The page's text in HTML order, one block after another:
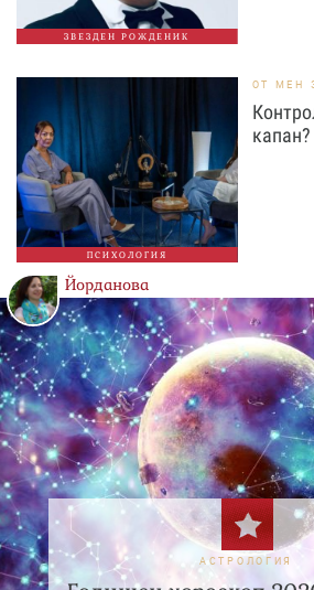
ЗВЕЗДЕН РОЖДЕНИК
ПСИХОЛОГИЯ
ОТ МЕН
капан?
Йорданова
АСТРОЛОГИЯ